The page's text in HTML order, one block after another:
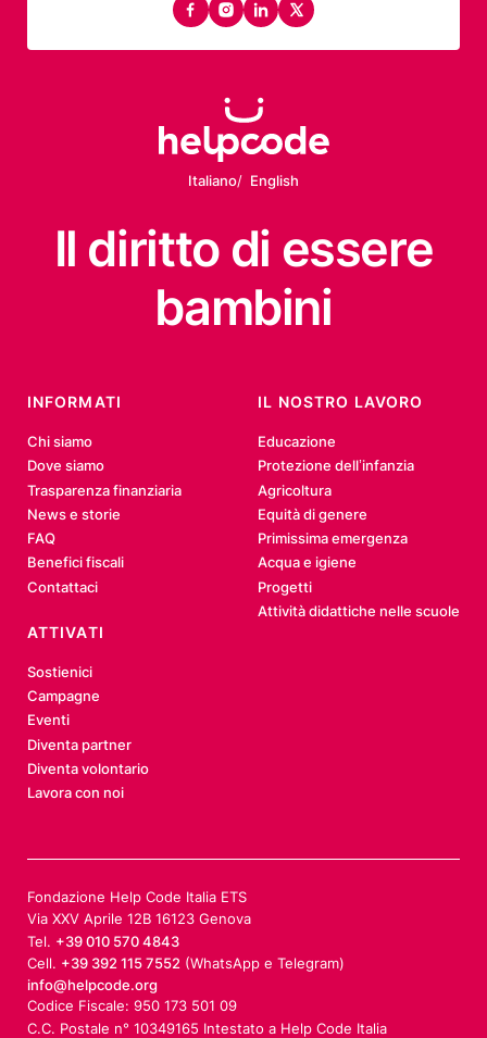
facebook
instagram
linkedin
twitter
Italiano English
Il diritto di essere
bambini
INFORMATI
Chi siamo
Dove siamo
Trasparenza finanziaria
News e storie
FAQ
Benefici fiscali
Contattaci
IL NOSTRO LAVORO
Educazione
Protezione dell’infanzia
Agricoltura
Equità di genere
Primissima emergenza
Acqua e igiene
Progetti
Attività didattiche nelle scuole
ATTIVATI
Sostienici
Campagne
Eventi
Diventa partner
Diventa volontario
Lavora con noi
Fondazione Help Code Italia ETS
Via XXV Aprile 12B 16123 Genova
Tel. +39 010 570 4843
Cell. +39 392 115 7552 (WhatsApp e Telegram)
info@helpcode.org
Codice Fiscale: 950 173 501 09
C.C. Postale n° 10349165 Intestato a Help Code Italia